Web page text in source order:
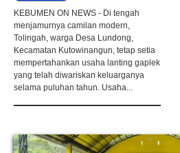
KEBUMEN ON NEWS - Di tengah
menjamurnya camilan modern,
Tolingah, warga Desa Lundong,
Kecamatan Kutowinangun, tetap setia
mempertahankan usaha lanting gaplek
yang telah diwariskan keluarganya
selama puluhan tahun. Usaha...